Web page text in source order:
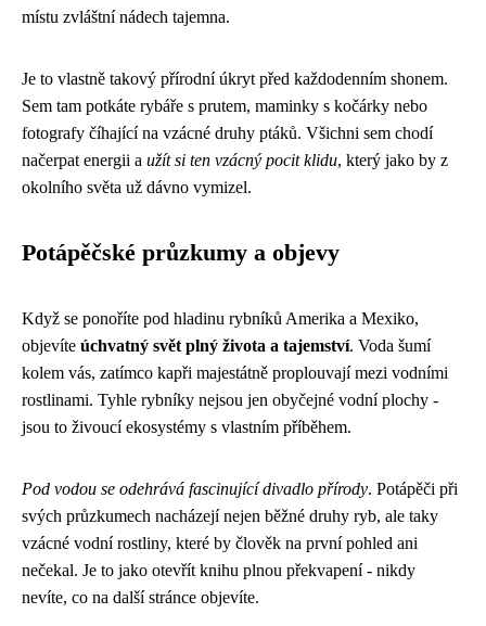
místu zvláštní nádech tajemna.
Je to vlastně takový přírodní úkryt před každodenním shonem.
Sem tam potkáte rybáře s prutem, maminky s kočárky nebo
fotografy číhající na vzácné druhy ptáků. Všichni sem chodí
načerpat energii a užít si ten vzácný pocit klidu, který jako by z
okolního světa už dávno vymizel.
Potápěčské průzkumy a objevy
Když se ponoříte pod hladinu rybníků Amerika a Mexiko,
objevíte úchvatný svět plný života a tajemství. Voda šumí
kolem vás, zatímco kapři majestátně proplouvají mezi vodními
rostlinami. Tyhle rybníky nejsou jen obyčejné vodní plochy -
jsou to živoucí ekosystémy s vlastním příběhem.
Pod vodou se odehrává fascinující divadlo přírody. Potápěči při
svých průzkumech nacházejí nejen běžné druhy ryb, ale taky
vzácné vodní rostliny, které by člověk na první pohled ani
nečekal. Je to jako otevřít knihu plnou překvapení - nikdy
nevíte, co na další stránce objevíte.